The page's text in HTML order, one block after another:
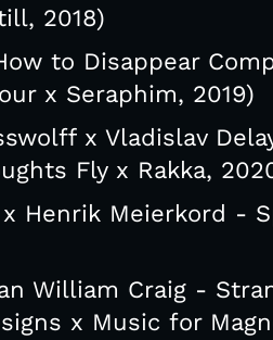
2018)
to Disappear
x Seraphim, 2019)
x Vladislav
Fly x Rakka,
Henrik Meierkord -
William Craig -
x Music for